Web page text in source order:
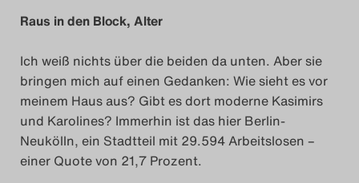
Das Theatertreffen-Blog
2017
Das Theatertreffen-Blog
2018
Das Theatertreffen-Blog
Raus in den Block, Alter
Ich weiß nichts über die beiden da unten. Aber sie
bringen mich auf einen Gedanken: Wie sieht es vor
meinem Haus aus? Gibt es dort moderne Kasimirs
und Karolines? Immerhin ist das hier Berlin-
Neukölln, ein Stadtteil mit 29.594 Arbeitslosen –
einer Quote von 21,7 Prozent.